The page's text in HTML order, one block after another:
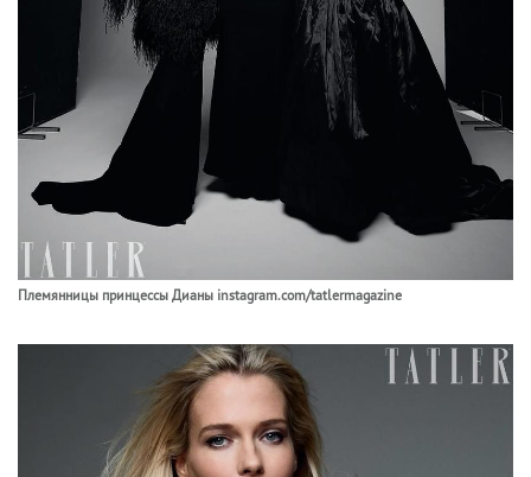
Племянницы принцессы Дианы instagram.com/tatlermagazine